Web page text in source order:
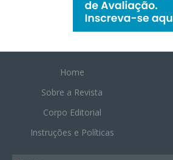
Home
Sobre a Revista
Corpo Editorial
Instruções e Políticas